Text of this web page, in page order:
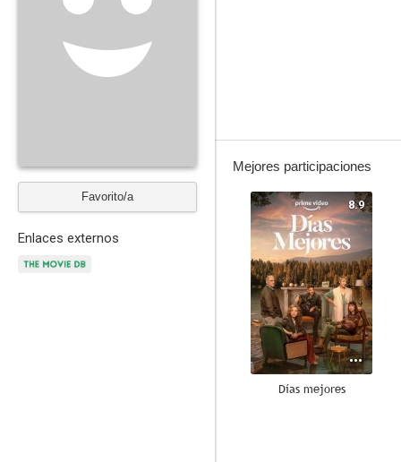
Favorito/a
Enlaces externos
Mejores participaciones
8.9
Días mejores